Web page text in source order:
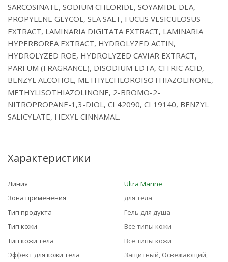
SARCOSINATE, SODIUM CHLORIDE, SOYAMIDE DEA,
PROPYLENE GLYCOL, SEA SALT, FUCUS VESICULOSUS
EXTRACT, LAMINARIA DIGITATA EXTRACT, LAMINARIA
HYPERBOREA EXTRACT, HYDROLYZED ACTIN,
HYDROLYZED ROE, HYDROLYZED CAVIAR EXTRACT,
PARFUM (FRAGRANCE), DISODIUM EDTA, CITRIC ACID,
BENZYL ALCOHOL, METHYLCHLOROISOTHIAZOLINONE,
METHYLISOTHIAZOLINONЕ, 2-BROMO-2-
NITROPROPANE-1,3-DIOL, CI 42090, CI 19140, BENZYL
SALICYLATE, HEXYL CINNAMAL.
Характеристики
Линия
Ultra Marinе
Зона применения
для тела
Тип продукта
Гель для душа
Тип кожи
Все типы кожи
Тип кожи тела
Все типы кожи
Эффект для кожи тела
Защитный, Освежающий,